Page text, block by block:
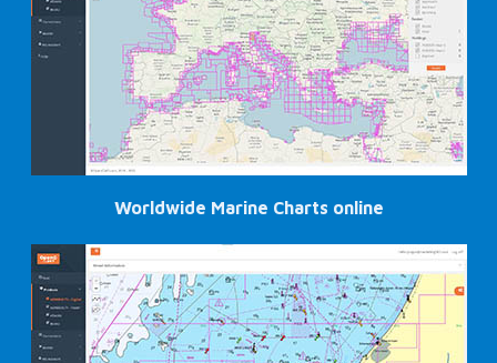
Worldwide Marine Charts online